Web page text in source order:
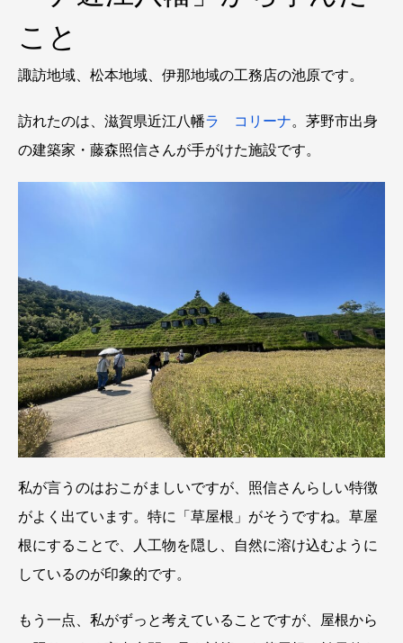
こと
諏訪地域、松本地域、伊那地域の工務店の池原です。
訪れたのは、滋賀県近江八幡ラ コリーナ。茅野市出身
の建築家・藤森照信さんが手がけた施設です。
私が言うのはおこがましいですが、照信さんらしい特徴
がよく出ています。特に「草屋根」がそうですね。草屋
根にすることで、人工物を隠し、自然に溶け込むように
しているのが印象的です。
もう一点、私がずっと考えていることですが、屋根から